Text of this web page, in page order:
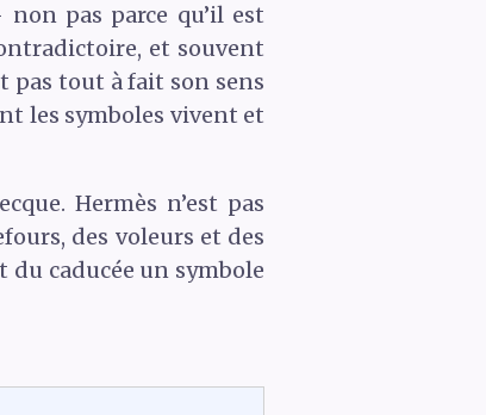
non pas parce qu’il est
et souvent
pas tout à fait son sens
les symboles vivent et
Hermès n’est pas
des voleurs et des
du caducée un symbole